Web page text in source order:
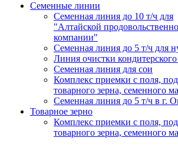
Семенные линии
Семенная линия до 10 т/ч для
"Алтайской
компании"
Семенная линия до 5 т/ч для
Линия очистки кондитерского
Семенная линия для сои
Комплекс приемки с поля,
товарного зерна, семенного
Семенная линия до 5 т/ч в г.
Товарное зерно
Комплекс приемки с поля,
товарного зерна, семенного